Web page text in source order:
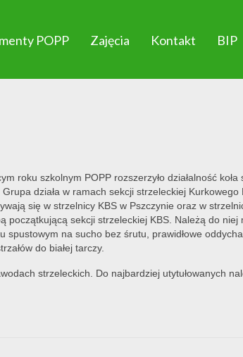
POPP Zajęcia Kontakt BIP
roku szkolnym POPP rozszerzyło działalność koła
działa w ramach sekcji strzeleckiej Kurkowego
się w strzelnicy KBS w Pszczynie oraz w
sekcji strzeleckiej KBS. Należą do niej
na sucho bez śrutu, prawidłowe
do białej tarczy.
strzeleckich. Do najbardziej utytułowanych